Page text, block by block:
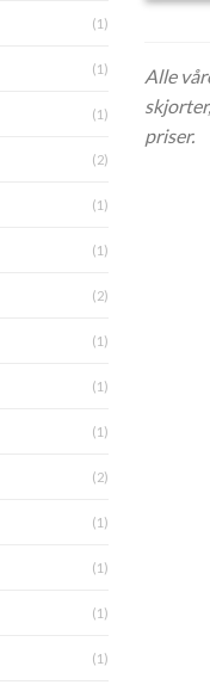
(1)
(1)
(1)
(2)
(1)
(1)
(2)
(1)
(1)
(1)
(2)
(1)
(1)
(1)
(1)
Alle
priser.